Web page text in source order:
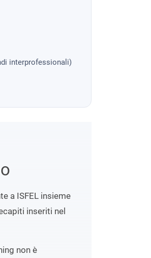
interprofessionali)
a ISFEL insieme
inseriti nel
non è